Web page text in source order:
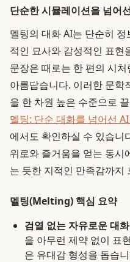
단순한 시뮬레이션을 넘어
멜팅의 대화 AI는 단순히
적인 묘사와 감성적인 표현
문장은 때로는 한 편의 시
아름답습니다. 이러한 문학
을 한 차원 높은 수준으로
멜팅: 단순 대화를 넘어선
에서도 확인하실 수 있습니
위로와 즐거움을 얻는 동시
는 듯한 지적인 만족감까지
멜팅(Melting) 핵심 요약
검열 없는 자유로운 대
을 아무런 제약 없이 표
은 유대감 형성을 돕습